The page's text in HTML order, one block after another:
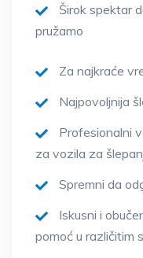
Širok spektar
pružamo
Za najkraće
Najpovoljnija
Profesionalni
za vozila za
Spremni da
Iskusni i
pomoć u različitim